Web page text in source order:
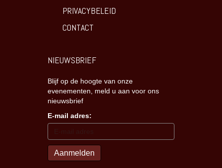
PRIVACYBELEID
CONTACT
NIEUWSBRIEF
Blijf op de hoogte van onze
evenementen, meld u aan voor ons
nieuwsbrief
E-mail adres: